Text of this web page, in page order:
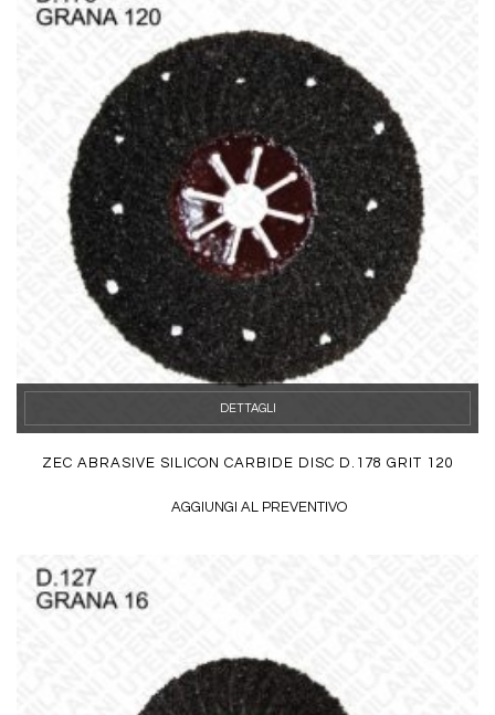
DETTAGLI
ZEC ABRASIVE SILICON CARBIDE DISC D.178 GRIT 120
AGGIUNGI AL PREVENTIVO